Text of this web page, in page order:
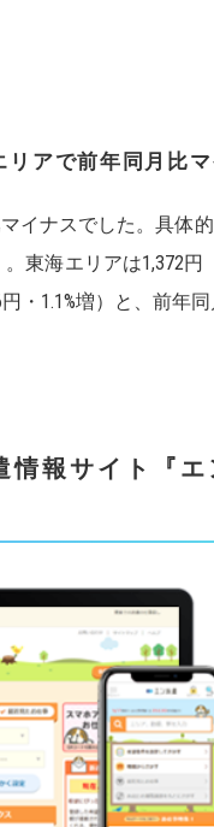
アで前年同月比マ
イナスでした。具体
東海エリアは1,372円
・1.1%増）と、前年
報サイト『エ